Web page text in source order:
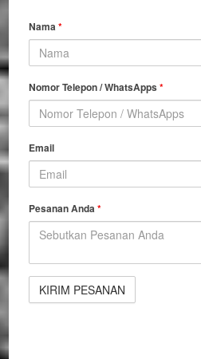
Nama*
Nomor Telepon / WhatsApps*
Email
Pesanan Anda*